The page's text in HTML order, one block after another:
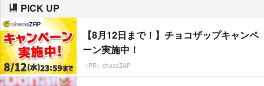
PICK UP
【8月12日まで！】チョコザップキャンペ
ーン実施中！
（PR）chocoZAP